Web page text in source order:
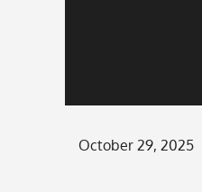
Posted
October 29, 2025